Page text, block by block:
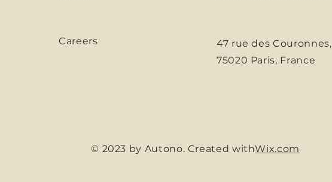
Careers
47 rue des Couronnes,
75020 Paris, France
© 2023 by Autono. Created withWix.com